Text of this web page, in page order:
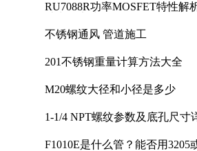
RU7088R功率MOSFET特性解
不锈钢通风 管道施工
201不锈钢重量计算方法大全
M20螺纹大径和小径是多少
1-1/4 NPT螺纹参数及底孔尺寸
F1010E是什么管？能否用3205